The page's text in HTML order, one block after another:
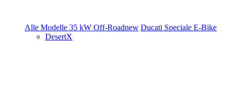
Alle Modelle 35 kW Off-Roadnew Ducati Speciale E-Bike
DesertX